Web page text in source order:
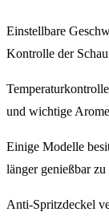
Einstellbare
Kontrolle der
und wichtige
Einige Modelle
länger genießbar zu
Anti-Spritzdeckel